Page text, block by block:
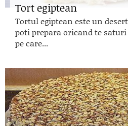
Tort egiptean
Tortul egiptean este un
poti prepara oricand te
pe care...